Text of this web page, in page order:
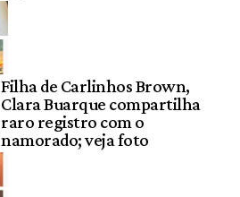
Filha de Carlinhos Brown,
Clara Buarque compartilha
raro registro com o
namorado; veja foto